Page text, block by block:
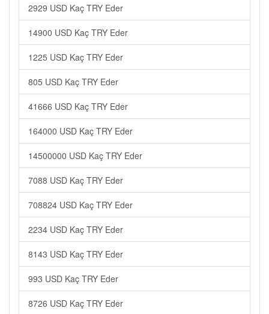
2929 USD Kaç TRY Eder
14900 USD Kaç TRY Eder
1225 USD Kaç TRY Eder
805 USD Kaç TRY Eder
41666 USD Kaç TRY Eder
164000 USD Kaç TRY Eder
14500000 USD Kaç TRY Eder
7088 USD Kaç TRY Eder
708824 USD Kaç TRY Eder
2234 USD Kaç TRY Eder
8143 USD Kaç TRY Eder
993 USD Kaç TRY Eder
8726 USD Kaç TRY Eder